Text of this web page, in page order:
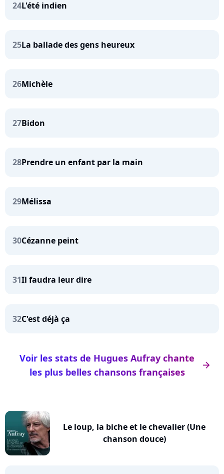
24L'été indien
25La ballade des gens heureux
26Michèle
27Bidon
28Prendre un enfant par la main
29Mélissa
30Cézanne peint
31Il faudra leur dire
32C'est déjà ça
arrow_right
Voir les stats de Hugues Aufray chante
les plus belles chansons françaises
Le loup, la biche et le chevalier (Une
chanson douce)